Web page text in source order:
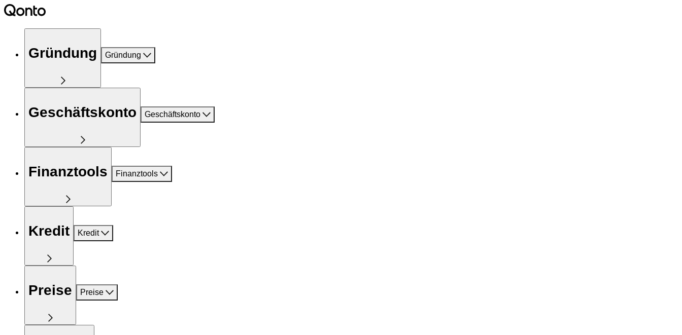
Gründung Gründung
Geschäftskonto Geschäftskonto
Finanztools Finanztools
Kredit Kredit
Preise Preise